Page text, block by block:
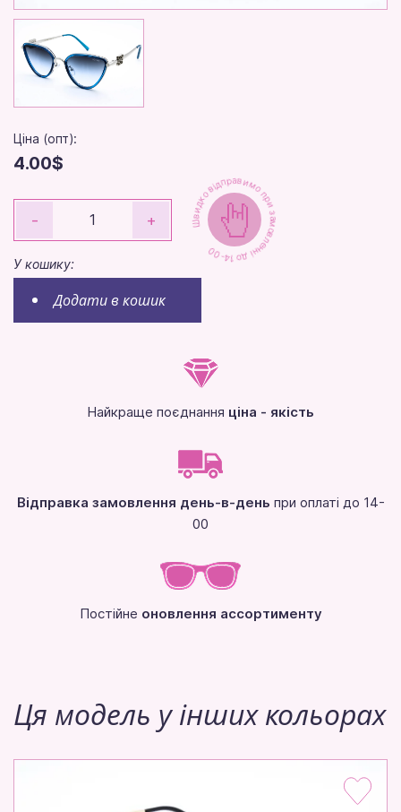
Ціна (опт):
4.00$
- +
У кошику:
Додати в кошик
Швидко відправимо при замовленні до 14-00
Найкраще поєднання ціна - якість
Відправка замовлення день-в-день при оплаті до 14-
00
Постійне оновлення ассортименту
Ця модель у інших кольорах